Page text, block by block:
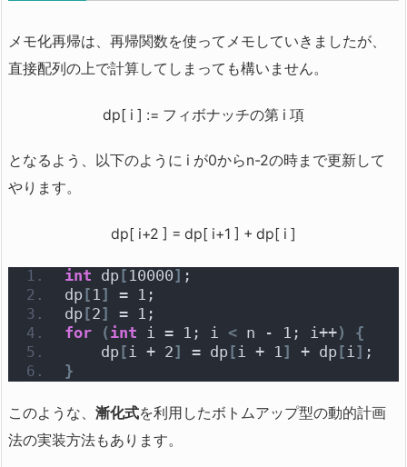
メモ化再帰は、再帰関数を使ってメモしていきましたが、
直接配列の上で計算してしまっても構いません。
dp[ i ] := フィボナッチの第 i 項
となるよう、以下のように i が0からn-2の時まで更新して
やります。
dp[ i+2 ] = dp[ i+1 ] + dp[ i ]
int dp[ 10000] ;
dp[ 1 ]
= 1;
dp[2]
= 1;
for
(int i = 1; i < n - 1; i++)
{
    dp
[ i + 2] = dp[ i + 1 ] + dp[ i ] ;
}
このような、 漸化式を利用したボトムアップ型の動的計画
法の実装方法もあります。